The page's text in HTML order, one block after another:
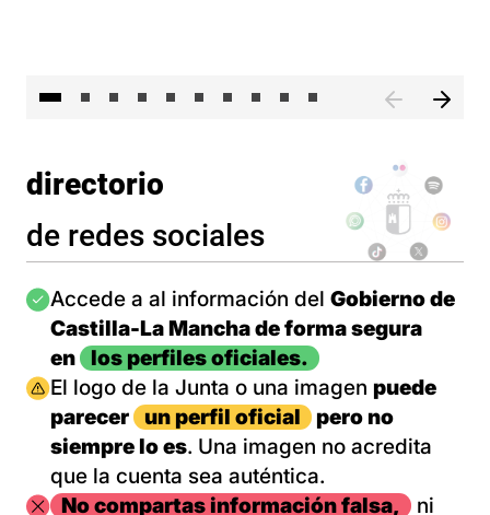
directorio
de redes sociales
Imagen
Accede a al información del Gobierno de
Castilla-La Mancha de forma segura
en
los perfiles oficiales.
Imagen
El logo de la Junta o una imagen puede
parecer
un perfil oficial
pero no
siempre lo es. Una imagen no acredita
que la cuenta sea auténtica.
ImagenNo compartas información falsa,
ni